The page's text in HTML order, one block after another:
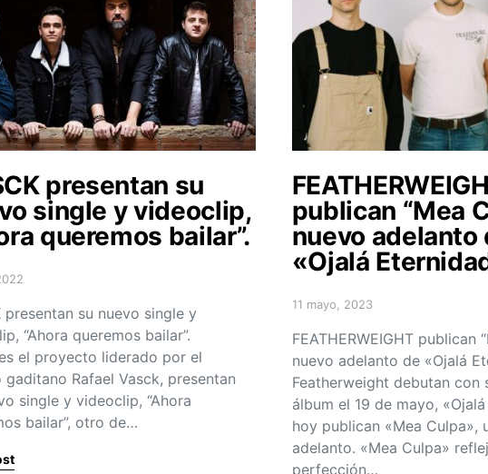
presentan su
single y videoclip,
queremos bailar”.
presentan su nuevo single y
“Ahora queremos bailar”.
el proyecto liderado por el
gaditano Rafael Vasck, presentan
single y videoclip, “Ahora
bailar”, otro de…
publican “Mea
nuevo adelanto
«Ojalá
Posted on
11 mayo, 2023
FEATHERWEIGHT publican
nuevo adelanto de «Ojalá
Featherweight debutan con
álbum el 19 de mayo,
hoy publican «Mea Culpa»,
adelanto. «Mea Culpa»
perfección…